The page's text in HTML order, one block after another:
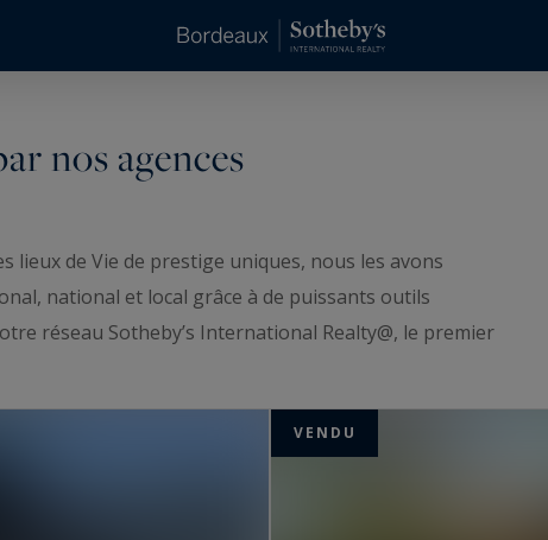
nos agences
lieux de Vie de prestige uniques, nous les avons
national et local grâce à de puissants outils
réseau Sotheby’s International Realty@, le premier
notre persévérance sereine, nous avons vendu les
VENDU